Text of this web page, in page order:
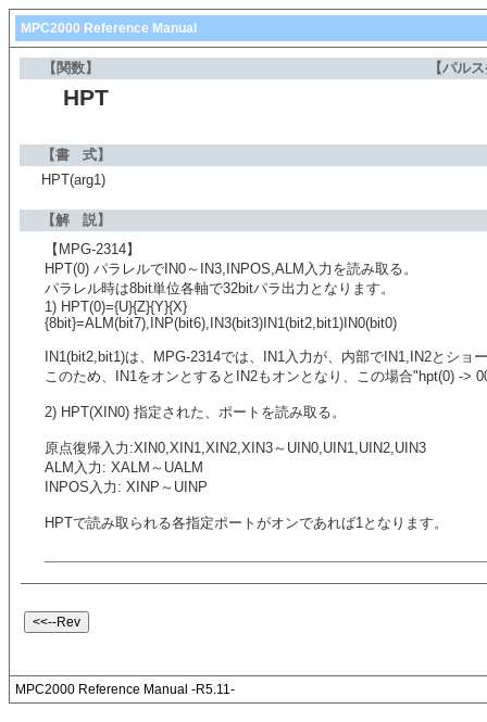
MPC2000 Reference Manual
【関数】 【パル
HPT
【書 式】
HPT(arg1)
【解 説】
【MPG-2314】
HPT(0) パラレルでIN0～IN3,INPOS,ALM入力を読み取る。
パラレル時は8bit単位各軸で32bitパラ出力となります。
1) HPT(0)={U}{Z}{Y}{X}
{8bit}=ALM(bit7),INP(bit6),IN3(bit3)IN1(bit2,bit1)IN0(bit0)
IN1(bit2,bit1)は、MPG-2314では、IN1入力が、内部でIN1,IN2とショ
このため、IN1をオンとするとIN2もオンとなり、この場合"hpt(0) ->
2) HPT(XIN0) 指定された、ポートを読み取る。
原点復帰入力:XIN0,XIN1,XIN2,XIN3～UIN0,UIN1,UIN2,UIN3
ALM入力: XALM～UALM
INPOS入力: XINP～UINP
HPTで読み取られる各指定ポートがオンであれば1となります。
MPC2000 Reference Manual -R5.11-